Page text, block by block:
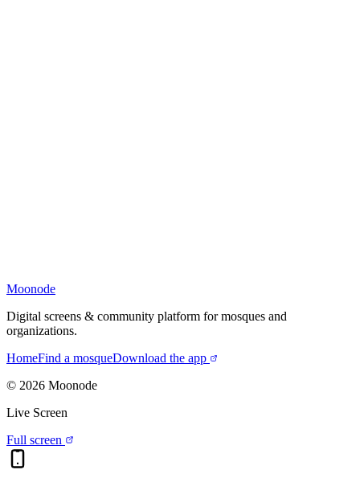
Moonode
Digital screens & community platform for mosques and
organizations.
HomeFind a mosqueDownload the app
© 2026 Moonode
Live Screen
Full screen